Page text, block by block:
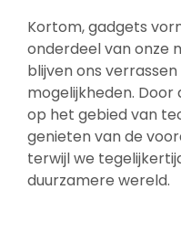
Kortom, gadgets
onderdeel van onze
blijven ons
mogelijkheden. Door
op het gebied van
genieten van de
terwijl we
duurzamere wereld.